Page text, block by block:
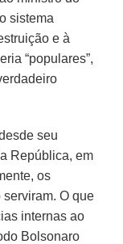
sistema
e à
“populares”,
seu
República, em
os
O que
internas ao
Bolsonaro